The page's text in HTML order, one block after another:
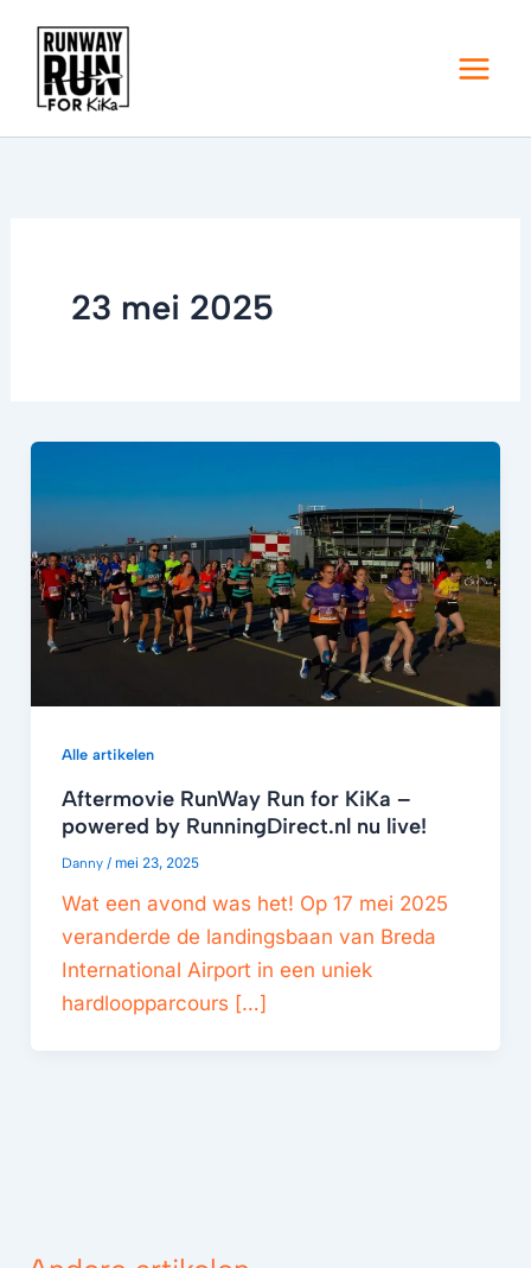
inhoud
23 mei 2025
Alle artikelen
Aftermovie RunWay Run for KiKa –
powered by RunningDirect.nl nu live!
Danny / mei 23, 2025
Wat een avond was het! Op 17 mei 2025
veranderde de landingsbaan van Breda
International Airport in een uniek
hardloopparcours […]